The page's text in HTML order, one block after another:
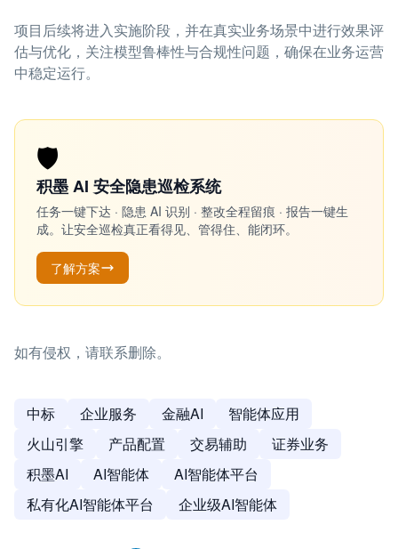
项目后续将进入实施阶段，并在真实业务场景中进行效果评
估与优化，关注模型鲁棒性与合规性问题，确保在业务运营
中稳定运行。
🛡️
积墨 AI 安全隐患巡检系统
任务一键下达 · 隐患 AI 识别 · 整改全程留痕 · 报告一键生
成。让安全巡检真正看得见、管得住、能闭环。
了解方案
如有侵权，请联系删除。
中标 企业服务 金融AI
智能体应用
火山引擎
产品配置 交易辅助
证券业务
积墨AI
AI智能体
AI智能体平台
私有化AI智能体平台
企业级AI智能体